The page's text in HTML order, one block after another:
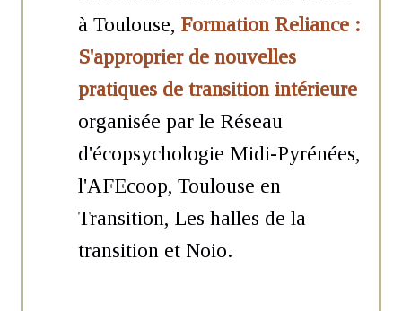
à Toulouse, Formation Reliance :
S'approprier de nouvelles
pratiques de transition intérieure
organisée par le Réseau
d'écopsychologie Midi-Pyrénées,
l'AFEcoop, Toulouse en
Transition, Les halles de la
transition et Noio.